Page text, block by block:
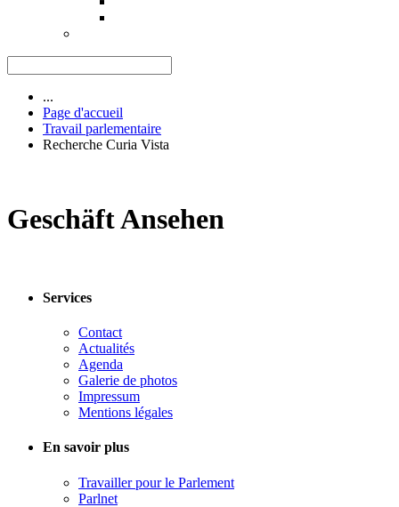
...
Page d'accueil
Travail parlementaire
Recherche Curia Vista
Geschäft Ansehen
Services
Contact
Actualités
Agenda
Galerie de photos
Impressum
Mentions légales
En savoir plus
Travailler pour le Parlement
Parlnet